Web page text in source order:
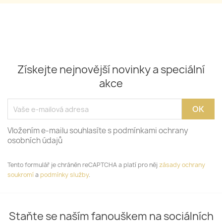
Získejte nejnovější novinky a speciální
akce
Vložením e-mailu souhlasíte s podmínkami ochrany
osobních údajů
Tento formulář je chráněn reCAPTCHA a platí pro něj zásady ochrany
soukromía podmínky služby.
Staňte se naším fanouškem na sociálních